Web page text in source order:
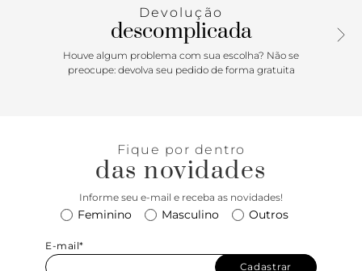
Devolução
descomplicada
Houve algum problema com sua escolha? Não se
preocupe: devolva seu pedido de forma gratuita
Fique por dentro
das novidades
Informe seu e-mail e receba as novidades!
Feminino Masculino Outros
E-mail*
Cadastrar